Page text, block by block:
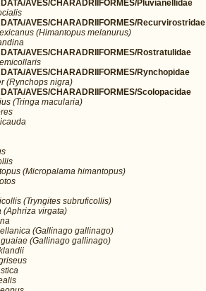
AVES/CHARADRIIFORMES/Pluvianellidae
AVES/CHARADRIIFORMES/Recurvirostridae
(Himantopus melanurus)
AVES/CHARADRIIFORMES/Rostratulidae
AVES/CHARADRIIFORMES/Rynchopidae
(Rynchops nigra)
AVES/CHARADRIIFORMES/Scolopacidae
(Tringa macularia)
(Micropalama himantopus)
(Tryngites subruficollis)
(Aphriza virgata)
(Gallinago gallinago)
(Gallinago gallinago)